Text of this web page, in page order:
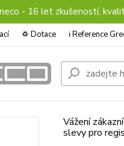
- 16 let zkušeností,
♽ Dotace ℹ︎ Reference
Vážení
slevy pro